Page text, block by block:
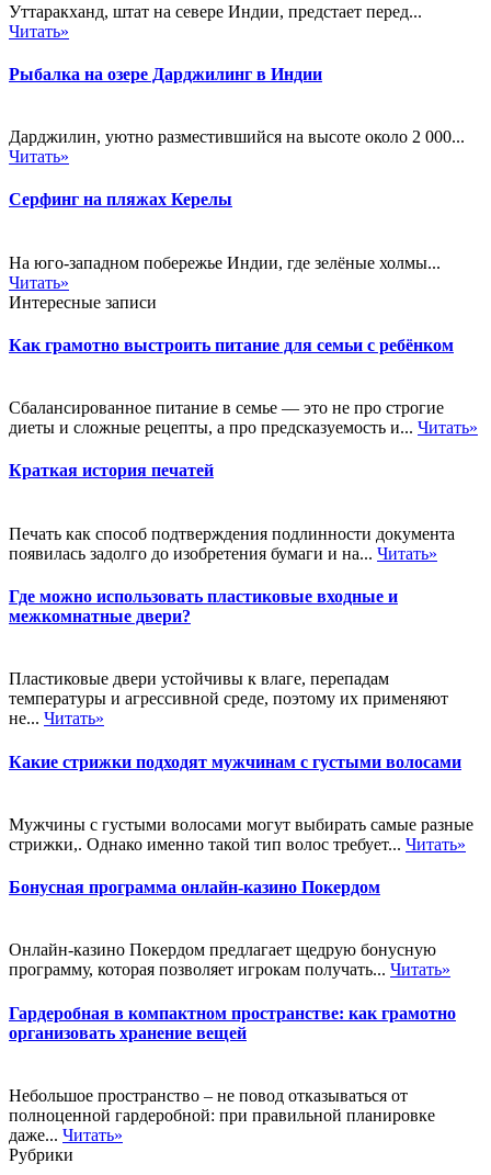
Уттаракханд, штат на севере Индии, предстает перед...
Читать»
Рыбалка на озере Дарджилинг в Индии
Дарджилин, уютно разместившийся на высоте около 2 000...
Читать»
Серфинг на пляжах Керелы
На юго-западном побережье Индии, где зелёные холмы...
Читать»
Интересные записи
Как грамотно выстроить питание для семьи с ребёнком
Сбалансированное питание в семье — это не про строгие
диеты и сложные рецепты, а про предсказуемость и... Читать»
Краткая история печатей
Печать как способ подтверждения подлинности документа
появилась задолго до изобретения бумаги и на... Читать»
Где можно использовать пластиковые входные и
межкомнатные двери?
Пластиковые двери устойчивы к влаге, перепадам
температуры и агрессивной среде, поэтому их применяют
не... Читать»
Какие стрижки подходят мужчинам с густыми волосами
Мужчины с густыми волосами могут выбирать самые разные
стрижки,. Однако именно такой тип волос требует... Читать»
Бонусная программа онлайн-казино Покердом
Онлайн-казино Покердом предлагает щедрую бонусную
программу, которая позволяет игрокам получать... Читать»
Гардеробная в компактном пространстве: как грамотно
организовать хранение вещей
Небольшое пространство – не повод отказываться от
полноценной гардеробной: при правильной планировке
даже... Читать»
Рубрики